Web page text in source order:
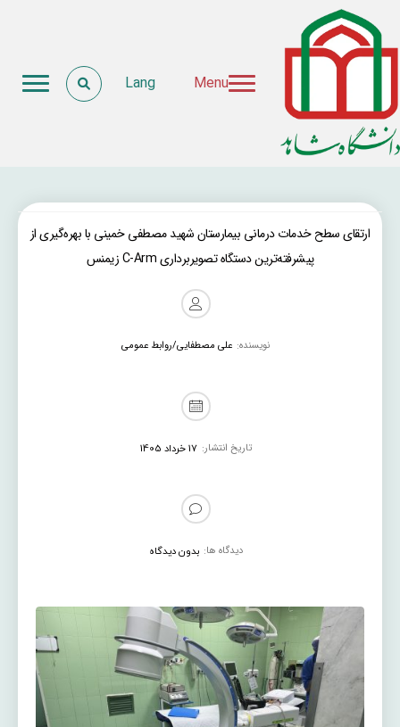
Menu
Lang
ارتقای سطح خدمات درمانی بیمارستان شهید مصطفی خمینی با بهره‌گیری از
پیشرفته‌ترین دستگاه تصویربرداری C-Arm زیمنس
نویسنده: علی مصطفایی/روابط عمومی
تاریخ انتشار: 17 خرداد 1405
دیدگاه ها: بدون دیدگاه